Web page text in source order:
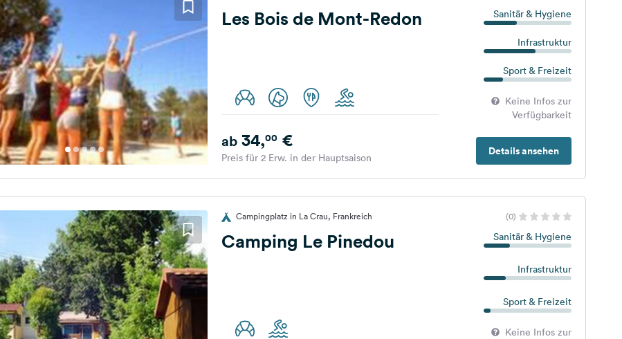
Les Bois de Mont-Redon Sanitär & Hygiene
Infrastruktur
Sport & Freizeit
Keine Infos zur
Verfügbarkeit
Details ansehen
ab34,00€
Preis für 2 Erw. in der Hauptsaison
Campingplatz in La Crau, Frankreich (0)
Camping Le Pinedou Sanitär & Hygiene
Infrastruktur
Sport & Freizeit
Keine Infos zur